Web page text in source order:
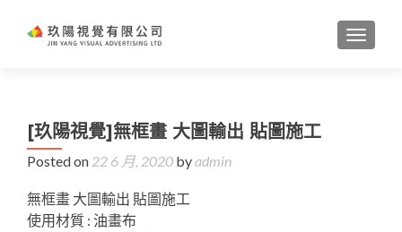
[玖陽視覺]無框畫 大圖輸出 貼圖施工
Posted on 22 6 月, 2020 byadmin
無框畫 大圖輸出 貼圖施工
使用材質 : 油畫布